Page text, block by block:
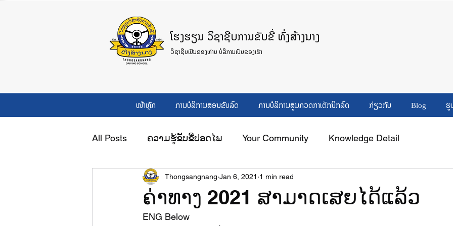
ໂຮງຮຽນ ວິຊາຊີບການຂັບຂີ່ ທົ່ງສ້າງນາງ
ວິຊາຊີບເປັນຂອງທ່ານ ບໍລິການເປັນຂອງເຮົາ
ໜ້າຫຼັກ ການບໍລິການສອນຂັບລົດ ການບໍລິການສູນກວດກາເຕັກນິກລົດ ກ່ຽວກັບ Blog ຮູ
All Posts ຄວາມຮູ້ຂັບຂີ່ປອດໄພ Your Community Knowledge Detail
ຄ່າທາງ 2021 ສາມາດເສຍໄດ້ແລ້ວ
Thongsangnang Jan 6, 2021 1 min read
ENG Below